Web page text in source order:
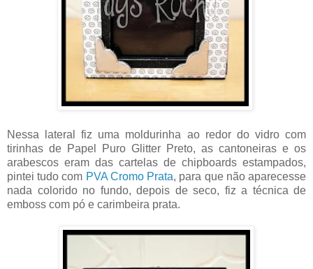
Nessa lateral fiz uma moldurinha ao redor do vidro com
tirinhas de Papel Puro Glitter Preto, as cantoneiras e os
arabescos eram das cartelas de chipboards estampados,
pintei tudo com PVA Cromo Prata, para que não aparecesse
nada colorido no fundo, depois de seco, fiz a técnica de
emboss com pó e carimbeira prata.